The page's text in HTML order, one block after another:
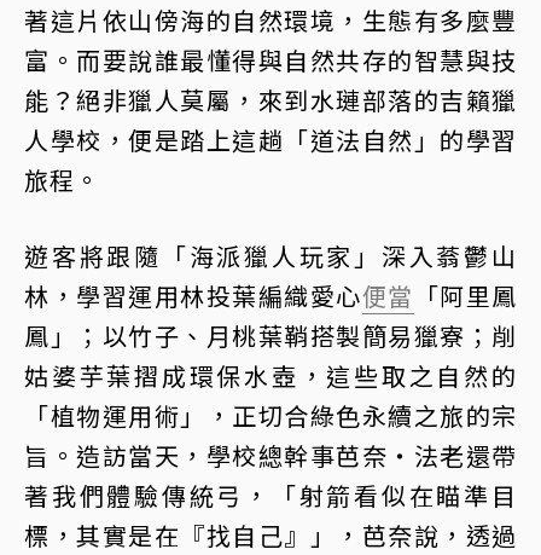
著這片依山傍海的自然環境，生態有多麼豐
富。而要說誰最懂得與自然共存的智慧與技
能？絕非獵人莫屬，來到水璉部落的吉籟獵
人學校，便是踏上這趟「道法自然」的學習
旅程。
遊客將跟隨「海派獵人玩家」深入蓊鬱山
林，學習運用林投葉編織愛心便當 「阿里鳳
鳳」；以竹子、月桃葉鞘搭製簡易獵寮；削
姑婆芋葉摺成環保水壺，這些取之自然的
「植物運用術」，正切合綠色永續之旅的宗
旨。造訪當天，學校總幹事芭奈‧法老還帶
著我們體驗傳統弓，「射箭看似在瞄準目
標，其實是在『找自己』」，芭奈說，透過